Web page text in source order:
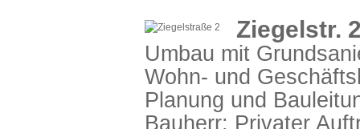
Ziegelstr.
Umbau mit
Wohn- und
Planung und
Bauherr: Privater